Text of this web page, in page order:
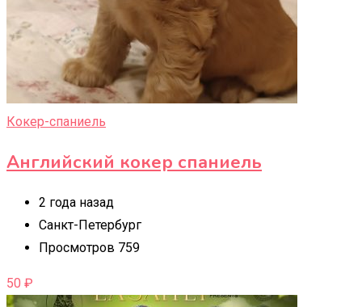
Кокер-спаниель
Английский кокер спаниель
2 года назад
Санкт-Петербург
Просмотров 759
50 ₽